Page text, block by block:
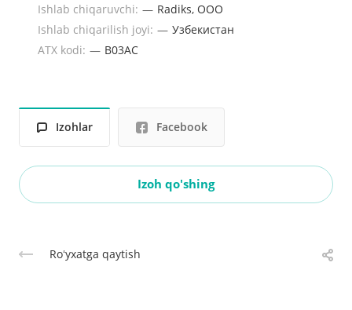
Ishlab chiqaruvchi: — Radiks, OOO
Ishlab chiqarilish joyi: — Узбекистан
ATX kodi: — B03AC
Izohlar Facebook
Izoh qo'shing
Roʻyxatga qaytish